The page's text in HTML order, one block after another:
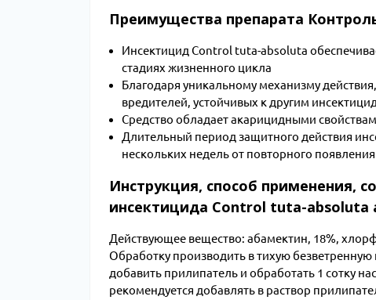
Преимущества препарата
Инсектицид Control tuta-absoluta
стадиях жизненного цикла
Благодаря уникальному механизму
вредителей, устойчивых к другим
Средство обладает акарицидными
Длительный период защитного действия
нескольких недель от повторного
Инструкция, способ применения,
инсектицида Control tuta-absoluta
Действующее вещество: абамектин, 18%,
Обработку производить в тихую
добавить прилипатель и обработать 1 сотку
рекомендуется добавлять в раствор